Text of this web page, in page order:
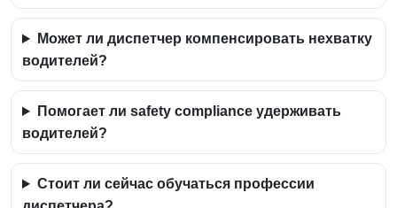
Может ли диспетчер компенсировать нехватку
водителей?
Помогает ли safety compliance удерживать
водителей?
Стоит ли сейчас обучаться профессии